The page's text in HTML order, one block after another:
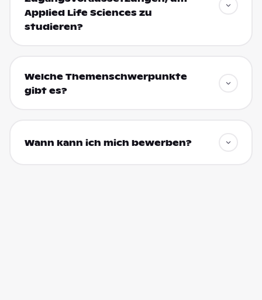
Applied Life Sciences zu
studieren?
Welche Themenschwerpunkte
gibt es?
Wann kann ich mich bewerben?